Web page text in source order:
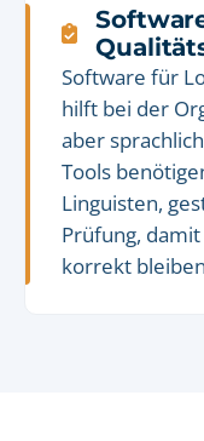
Software für
hilft bei der
aber
Tools
Linguisten,
Prüfung,
korrekt